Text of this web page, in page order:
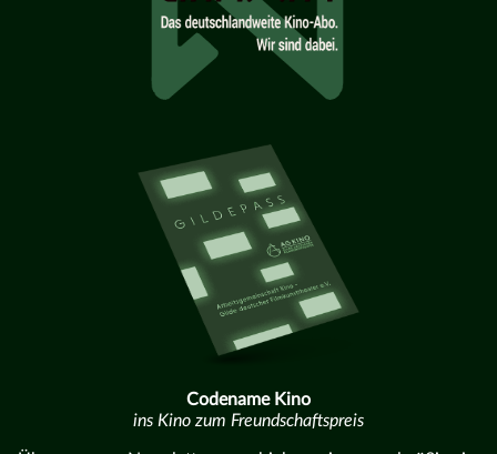
Codename Kino
ins Kino zum Freundschaftspreis